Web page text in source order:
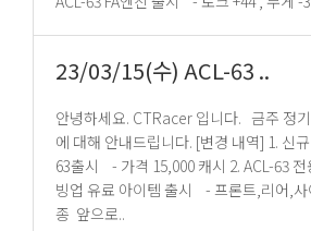
23/03/15(수) ACL-63 ..
안녕하세요. CTRacer 입니다. 금주 정기점검시 변경된내역
에 대해 안내드립니다. [변경 내역] 1. 신규 S클래스 차량 ACL-
63출시 - 가격 15,000 캐시 2. ACL-63 전용 드레스업,드라이
빙업 유료 아이템 출시 - 프론트,리어,사이드,윙 4종 - 휠 1
종 앞으로..